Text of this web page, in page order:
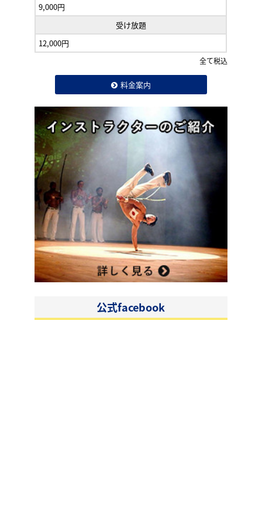
9,000円
受け放題
12,000円
全て税込
料金案内
公式facebook